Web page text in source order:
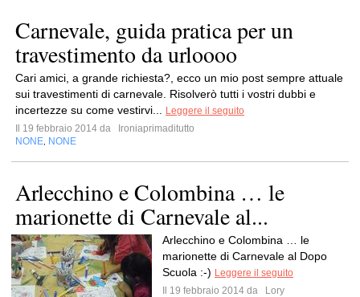
Carnevale, guida pratica per un
travestimento da urloooo
Cari amici, a grande richiesta?, ecco un mio post sempre attuale
sui travestimenti di carnevale. Risolverò tutti i vostri dubbi e
incertezze su come vestirvi...
Leggere il seguito
Il 19 febbraio 2014 da
Ironiaprimaditutto
NONE NONE
Arlecchino e Colombina … le
marionette di Carnevale al...
Arlecchino e Colombina … le
marionette di Carnevale al Dopo
Scuola :-) Leggere il seguito
Il 19 febbraio 2014 da
Lory